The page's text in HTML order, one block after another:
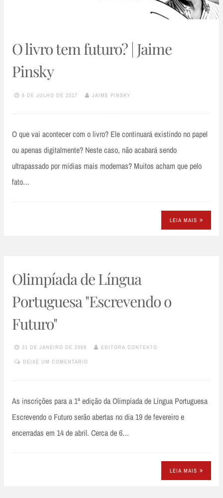
O livro tem futuro? | Jaime
Pinsky
6 DE JULHO DE 2017 JAIME PINSKY
O que vai acontecer com o livro? Ele continuará existindo no papel
ou apenas digitalmente? Neste caso, não acabará sendo
ultrapassado por mídias mais modernas? Muitos acham que pelo
fato…
LEIA MAIS
Olimpíada de Língua
Portuguesa "Escrevendo o
Futuro"
31 DE JANEIRO DE 2008 EDITORA CONTEXTO
DEIXE UM COMENTÁRIO
As inscrições para a 1ª edição da Olimpíada de Língua Portuguesa
Escrevendo o Futuro serão abertas no dia 19 de fevereiro e
encerradas em 14 de abril. Cerca de 6…
LEIA MAIS